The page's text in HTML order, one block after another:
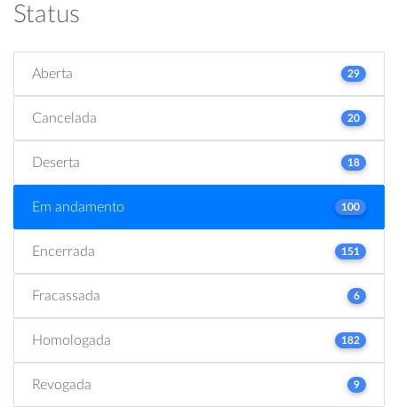
Status
Aberta 29
Cancelada 20
Deserta 18
Em andamento 100
Encerrada 151
Fracassada 6
Homologada 182
Revogada 9